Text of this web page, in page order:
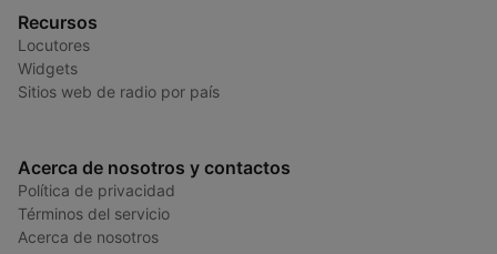
Recursos
Locutores
Widgets
Sitios web de radio por país
Acerca de nosotros y contactos
Política de privacidad
Términos del servicio
Acerca de nosotros